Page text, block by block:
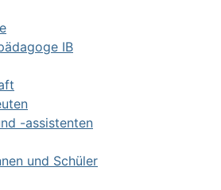
IB
-assistenten
und Schüler